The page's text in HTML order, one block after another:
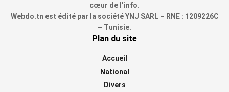
cœur de l’info.
Webdo.tn est édité par la société YNJ SARL – RNE : 1209226C
– Tunisie.
Plan du site
Accueil
National
Divers